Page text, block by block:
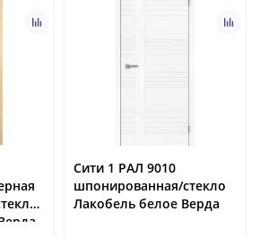
Сити 1 РАЛ 9010
шпонированная/стекло
Лакобель белое Верда